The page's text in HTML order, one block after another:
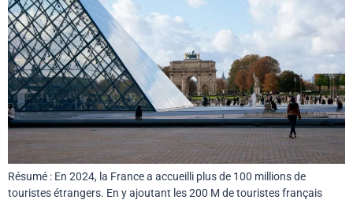
Résumé : En 2024, la France a accueilli plus de 100 millions de
touristes étrangers. En y ajoutant les 200 M de touristes français